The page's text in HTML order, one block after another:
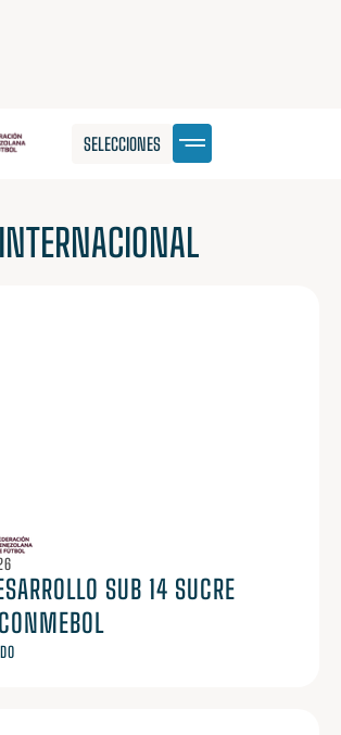
SELECCIONES
INTERNACIONAL
SUB 14 SUCRE